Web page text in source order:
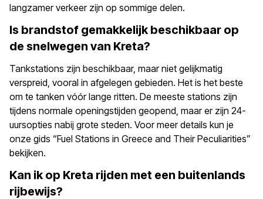
langzamer verkeer zijn op sommige delen.
Is brandstof gemakkelijk beschikbaar op
de snelwegen van Kreta?
Tankstations zijn beschikbaar, maar niet gelijkmatig
verspreid, vooral in afgelegen gebieden. Het is het beste
om te tanken vóór lange ritten. De meeste stations zijn
tijdens normale openingstijden geopend, maar er zijn 24-
uursopties nabij grote steden. Voor meer details kun je
onze gids “Fuel Stations in Greece and Their Peculiarities”
bekijken.
Kan ik op Kreta rijden met een buitenlands
rijbewijs?